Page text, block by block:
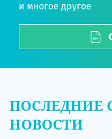
и многое другое
ПОСЛЕДНИЕ
НОВОСТИ